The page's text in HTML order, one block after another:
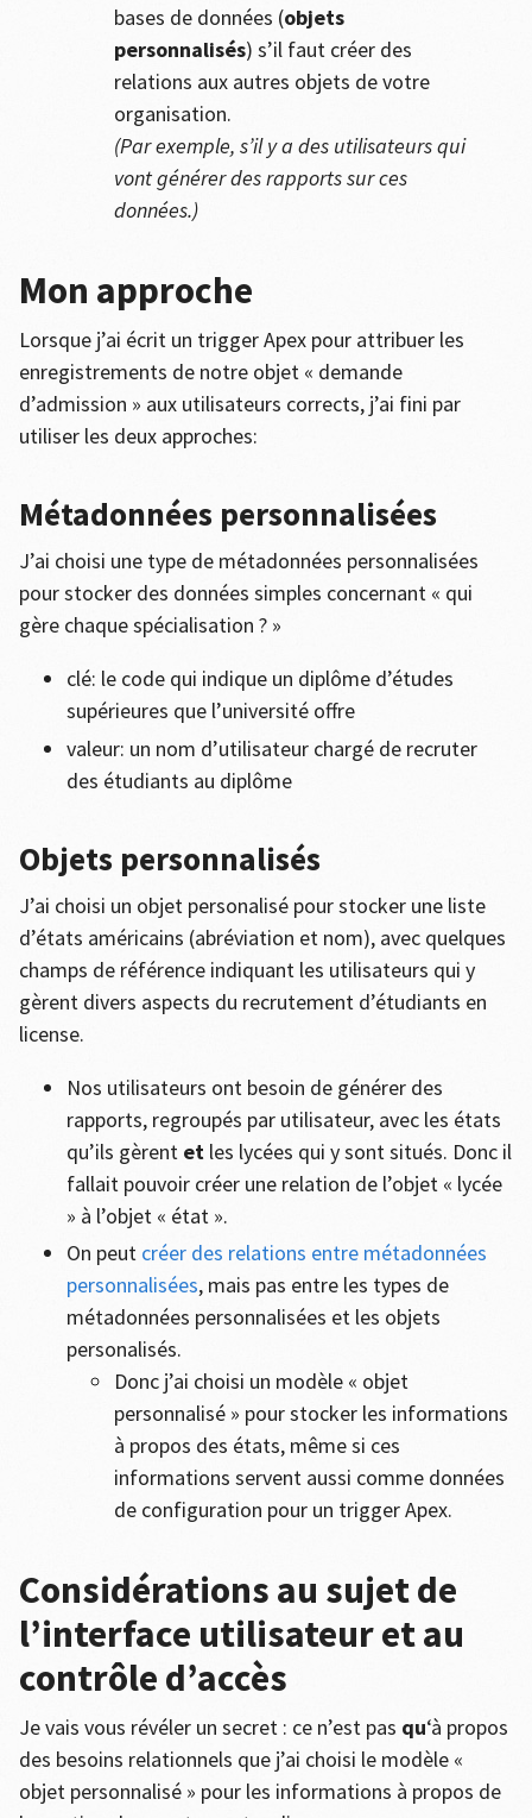
bases de données (objets
personnalisés) s’il faut créer des
relations aux autres objets de votre
organisation.
(Par exemple, s’il y a des utilisateurs qui
vont générer des rapports sur ces
données.)
Mon approche
Lorsque j’ai écrit un trigger Apex pour attribuer les
enregistrements de notre objet « demande
d’admission » aux utilisateurs corrects, j’ai fini par
utiliser les deux approches:
Métadonnées personnalisées
J’ai choisi une type de métadonnées personnalisées
pour stocker des données simples concernant « qui
gère chaque spécialisation ? »
clé: le code qui indique un diplôme d’études
supérieures que l’université offre
valeur: un nom d’utilisateur chargé de recruter
des étudiants au diplôme
Objets personnalisés
J’ai choisi un objet personalisé pour stocker une liste
d’états américains (abréviation et nom), avec quelques
champs de référence indiquant les utilisateurs qui y
gèrent divers aspects du recrutement d’étudiants en
license.
Nos utilisateurs ont besoin de générer des
rapports, regroupés par utilisateur, avec les états
qu’ils gèrent et les lycées qui y sont situés. Donc il
fallait pouvoir créer une relation de l’objet « lycée
» à l’objet « état ».
On peut créer des relations entre métadonnées
personnalisées, mais pas entre les types de
métadonnées personnalisées et les objets
personalisés.
Donc j’ai choisi un modèle « objet
personnalisé » pour stocker les informations
à propos des états, même si ces
informations servent aussi comme données
de configuration pour un trigger Apex.
Considérations au sujet de
l’interface utilisateur et au
contrôle d’accès
Je vais vous révéler un secret : ce n’est pas qu‘à propos
des besoins relationnels que j’ai choisi le modèle «
objet personnalisé » pour les informations à propos de